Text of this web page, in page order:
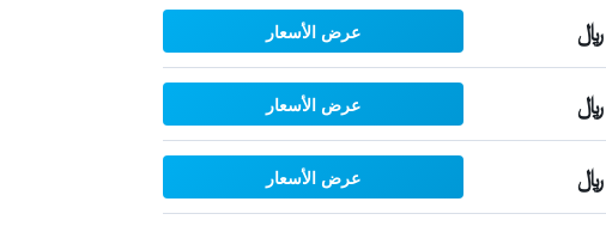
عرض الأسعار
عرض الأسعار
عرض الأسعار